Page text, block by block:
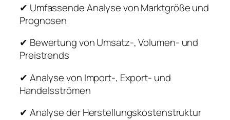
✔ Umfassende Analyse von Marktgröße und
Prognosen
✔ Bewertung von Umsatz-, Volumen- und
Preistrends
✔ Analyse von Import-, Export- und
Handelsströmen
✔ Analyse der Herstellungskostenstruktur